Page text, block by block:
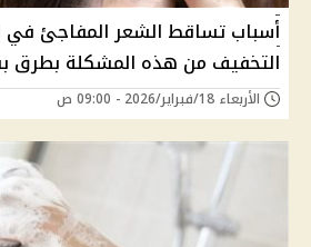
أسباب تساقط الشعر المفاجئ في
التخفيف من هذه المشكلة بطرق
الأربعاء 18/فبراير/2026 - 09:00 ص